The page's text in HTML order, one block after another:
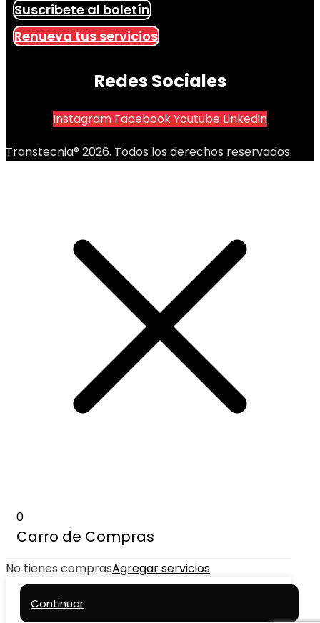
Suscribete al boletín
Renueva tus servicios
Redes Sociales
Instagram FacebookYoutube Linkedin
Transtecnia® 2026. Todos los derechos reservados.
0
Carro de Compras
No tienes comprasAgregar servicios
Continuar